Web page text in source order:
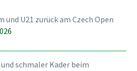
16. April 2023 eingeladen
worden ist. Der Start in
und U21 zurück am Czech Open
schmaler Kader beim